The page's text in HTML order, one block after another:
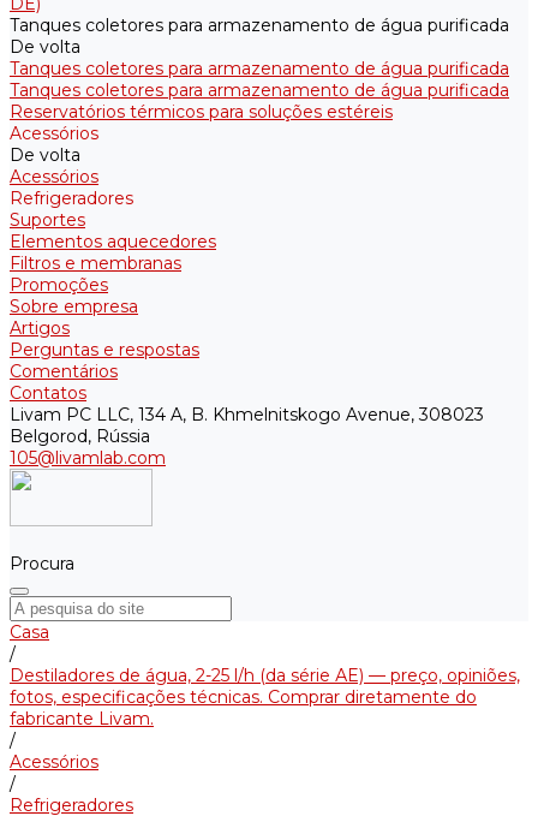
Tanques coletores para armazenamento de água purificada
De volta
Tanques coletores para armazenamento de água purificada
Tanques coletores para armazenamento de água purificada
Reservatórios térmicos para soluções estéreis
Acessórios
De volta
Acessórios
Refrigeradores
Suportes
Elementos aquecedores
Filtros e membranas
Promoções
Sobre empresa
Artigos
Perguntas e respostas
Comentários
Contatos
Livam PC LLC, 134 A, B. Khmelnitskogo Avenue, 308023
Belgorod, Rússia
105@livamlab.com
Procura
Casa
/
Destiladores de água, 2-25 l/h (da série АE) — preço, opiniões,
fotos, especificações técnicas. Comprar diretamente do
fabricante Livam.
/
Acessórios
/
Refrigeradores